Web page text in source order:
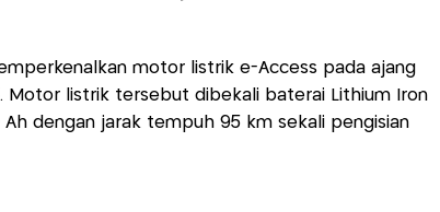
motor listrik e-Access pada ajang
Motor listrik tersebut dibekali baterai Lithium Iron
dengan jarak tempuh 95 km sekali pengisian